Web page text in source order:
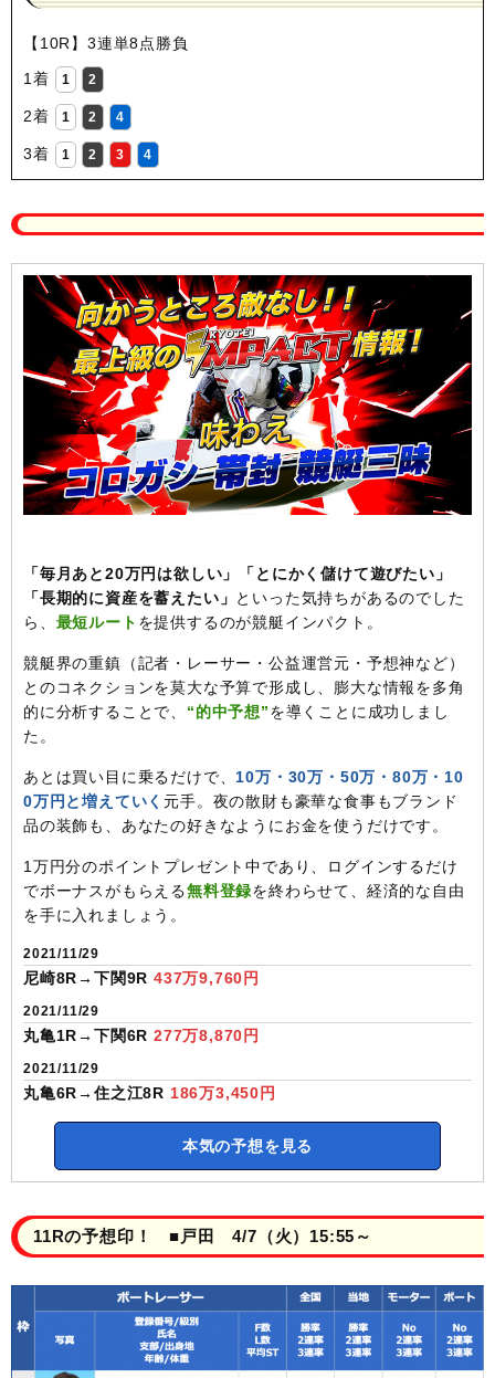
【10R】3連単8点勝負
1着
1 2
2着 1 2 4
3着 1 2 3 4
「毎月あと20万円は欲しい」「とにかく儲けて遊びたい」
「長期的に資産を蓄えたい」 といった気持ちがあるのでした
ら、 最短ルート を提供するのが競艇インパクト。
競艇界の重鎮（記者・レーサー・公益運営元・予想神など）
とのコネクションを莫大な予算で形成し、膨大な情報を多角
的に分析することで、 “的中予想”を導くことに成功しまし
た。
あとは買い目に乗るだけで、 10万・30万・50万・80万・10
0万円と増えていく 元手。夜の散財も豪華な食事もブランド
品の装飾も、あなたの好きなようにお金を使うだけです。
1万円分のポイントプレゼント中であり、ログインするだけ
でボーナスがもらえる無料登録を終わらせて、経済的な自由
を手に入れましょう。
2021/11/29
尼崎8R→下関9R 437万9,760円
2021/11/29
丸亀1R→下関6R 277万8,870円
2021/11/29
丸亀6R→住之江8R 186万3,450円
本気の予想を見る
11Rの予想印！ ■戸田 4/7（火）15:55～